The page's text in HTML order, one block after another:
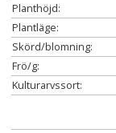
Planthöjd:
Plantläge:
Skörd/blomning:
Frö/g:
Kulturarvssort: